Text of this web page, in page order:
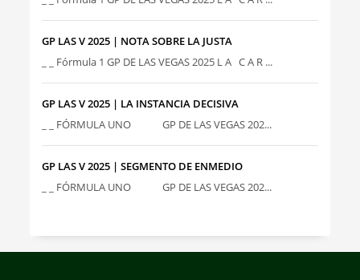
GP LAS V 2025 | NOTA SOBRE LA JUSTA
_ _ Fórmula 1 GP DE LAS VEGAS 2025 L A C A R ...
GP LAS V 2025 | LA INSTANCIA DECISIVA
_ _ FÓRMULA UNO GP DE LAS VEGAS 202...
GP LAS V 2025 | SEGMENTO DE ENMEDIO
_ _ FÓRMULA UNO GP DE LAS VEGAS 202...